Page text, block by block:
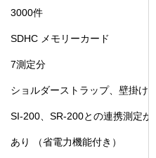
3000件
SDHC メモリーカード
7測定分
ショルダーストラップ、壁掛け
SI-200、SR-200との連携測定が
あり （省電力機能付き）